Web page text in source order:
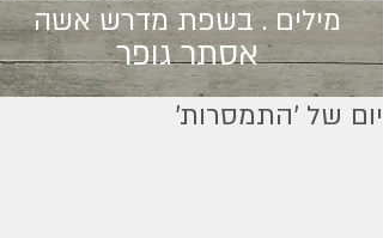
מילים . בשפת מדרש אשה
אסתר גופר
יום של ׳התמסרות׳